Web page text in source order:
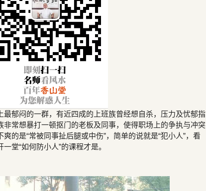
郁闷的一群，有近四成的上班族曾经想自杀，压力及忧郁指
常想暴打一顿抠门的老板及同事，使得职场上的争执与冲突
的是“常被同事扯后腿或中伤”，简单的说就是“犯小人”，看
堂“如何防小人”的课程才是。